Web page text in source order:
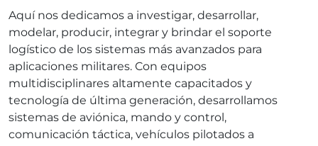
Aquí nos dedicamos a investigar, desarrollar,
modelar, producir, integrar y brindar el soporte
logístico de los sistemas más avanzados para
aplicaciones militares. Con equipos
multidisciplinares altamente capacitados y
tecnología de última generación, desarrollamos
sistemas de aviónica, mando y control,
comunicación táctica, vehículos pilotados a